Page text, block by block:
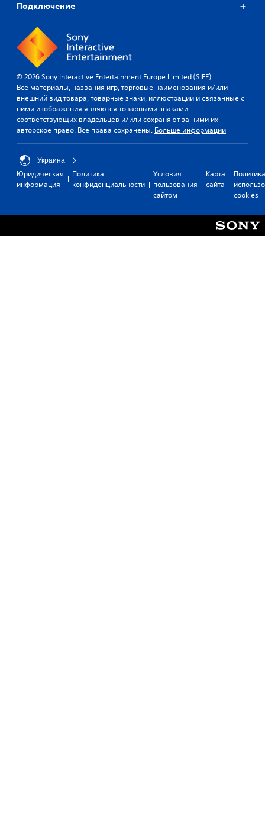
Подключение
© 2026 Sony Interactive Entertainment Europe Limited (SIEE)
Все материалы, названия игр, торговые наименования и/или
внешний вид товара, товарные знаки, иллюстрации и связанные с
ними изображения являются товарными знаками
соответствующих владельцев и/или сохраняют за ними их
авторское право. Все права сохранены. Больше информации
Украина
Юридическая
информация
Политика
конфиденциальности
Условия
пользования
сайтом
Карта
сайта
Политика
cookies